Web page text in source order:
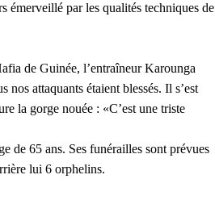
émerveillé par les qualités techniques de
de Guinée, l’entraîneur Karounga
attaquants étaient blessés. Il s’est
la gorge nouée : «C’est une triste
de 65 ans. Ses funérailles sont prévues
lui 6 orphelins.